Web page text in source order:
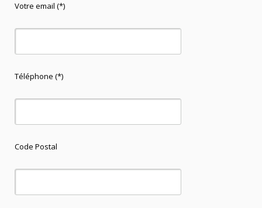
Votre email (*)
Téléphone (*)
Code Postal